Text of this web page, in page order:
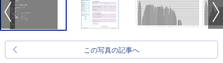
この写真の記事へ